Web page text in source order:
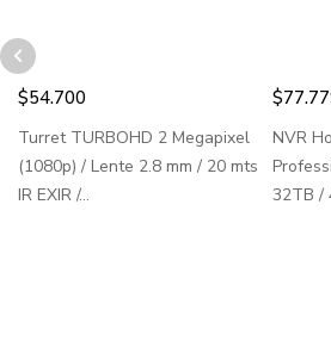
$54.700
Turret TURBOHD 2 Megapixel
(1080p) / Lente 2.8 mm / 20 mts
IR EXIR /...
$
NVR
32TB /